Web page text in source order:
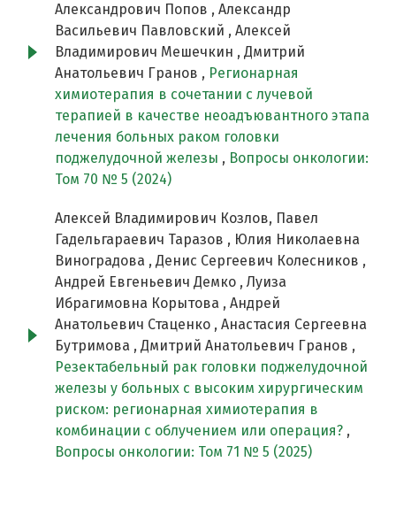
Александрович Попов , Александр
Васильевич Павловский , Алексей
Владимирович Мешечкин , Дмитрий
Анатольевич Гранов , Регионарная
химиотерапия в сочетании с лучевой
терапией в качестве неоадъювантного этапа
лечения больных раком головки
поджелудочной железы , Вопросы онкологии:
Том 70 № 5 (2024)
Алексей Владимирович Козлов, Павел
Гадельгараевич Таразов , Юлия Николаевна
Виноградова , Денис Сергеевич Колесников ,
Андрей Евгеньевич Демко , Луиза
Ибрагимовна Корытова , Андрей
Анатольевич Стаценко , Анастасия Сергеевна
Бутримова , Дмитрий Анатольевич Гранов ,
Резектабельный рак головки поджелудочной
железы у больных с высоким хирургическим
риском: регионарная химиотерапия в
комбинации с облучением или операция? ,
Вопросы онкологии: Том 71 № 5 (2025)